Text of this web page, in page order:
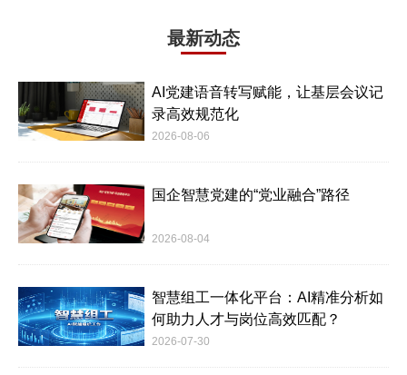
最新动态
AI党建语音转写赋能，让基层会议记
录高效规范化
2026-08-06
国企智慧党建的“党业融合”路径
2026-08-04
智慧组工一体化平台：AI精准分析如
何助力人才与岗位高效匹配？
2026-07-30